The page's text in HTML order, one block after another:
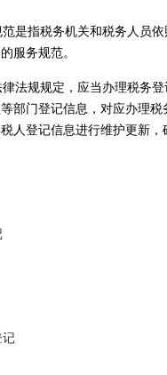
是指税务机关和税务人员
服务规范。
法规规定，应当办理税务
部门登记信息，对应办理
人登记信息进行维护更新，
记